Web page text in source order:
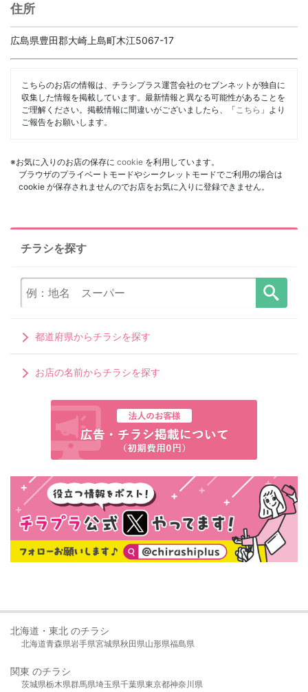
住所
広島県豊田郡大崎上島町木江5067-17
こちらのお店の情報は、チラシプラス運営会社のセブンネットが独自に
収集した情報を掲載しています。最新情報と異なる可能性があることを
ご理解ください。掲載情報に間違いがございましたら、「 こちら 」より
ご報告をお願いします。
※お気に入りのお店の保存に cookie を利用しています。
ブラウザのプライベートモードやシークレットモードでご利用の場合は
cookie が保存されませんのでお店をお気に入りに登録できません。
チラシを探す
都道府県からチラシを探す
お店の名前からチラシを探す
北海道・東北 のチラシ
北海道青森県岩手県宮城県秋田県山形県福島県
関東 のチラシ
茨城県栃木県群馬県埼玉県千葉県東京都神奈川県